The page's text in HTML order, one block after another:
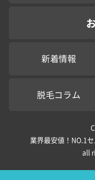
新着情報
脱毛コラム
業界最安値！NO.1
all